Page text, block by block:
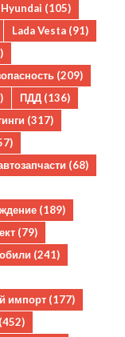
Hyundai (105)
Lada Vesta (91)
(209)
ПДД (136)
(317)
(68)
(189)
(79)
(241)
импорт (177)
(452)